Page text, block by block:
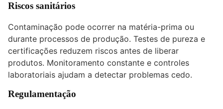
Riscos sanitários
Contaminação pode ocorrer na matéria-prima ou
durante processos de produção. Testes de pureza e
certificações reduzem riscos antes de liberar
produtos. Monitoramento constante e controles
laboratoriais ajudam a detectar problemas cedo.
Regulamentação